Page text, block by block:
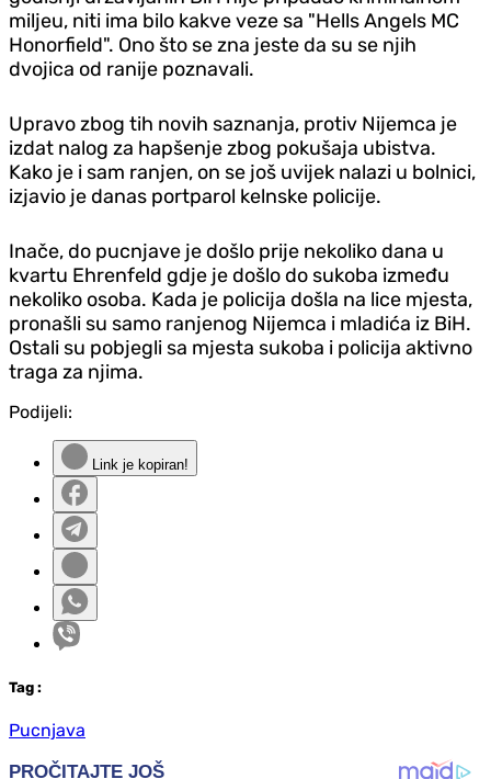
miljeu, niti ima bilo kakve veze sa "Hells Angels MC
Honorfield". Ono što se zna jeste da su se njih
dvojica od ranije poznavali.
Upravo zbog tih novih saznanja, protiv Nijemca je
izdat nalog za hapšenje zbog pokušaja ubistva.
Kako je i sam ranjen, on se još uvijek nalazi u bolnici,
izjavio je danas portparol kelnske policije.
Inače, do pucnjave je došlo prije nekoliko dana u
kvartu Ehrenfeld gd‌je je došlo do sukoba između
nekoliko osoba. Kada je policija došla na lice mjesta,
pronašli su samo ranjenog Nijemca i mladića iz BiH.
Ostali su pobjegli sa mjesta sukoba i policija aktivno
traga za njima.
Podijeli:
Link je kopiran!
Tag :
Pucnjava